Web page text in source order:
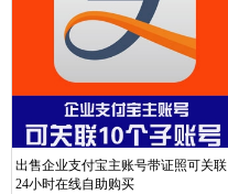
出售企业支付宝主账号带证照可关联
24小时在线自助购买